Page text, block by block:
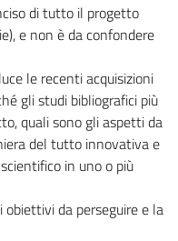
di tutto il progetto
e non è da confondere
le recenti acquisizioni
gli studi bibliografici più
quali sono gli aspetti da
del tutto innovativa e
in uno o più
da perseguire e la